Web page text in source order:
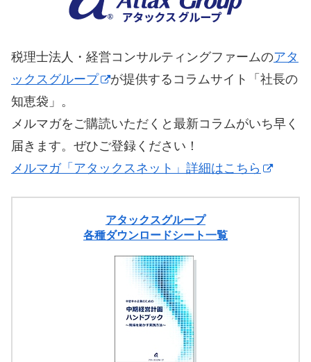
税理士法人・経営コンサルティングファームのアタ
ックスグループ
が提供するコラムサイト「社長の
知恵袋」。
メルマガをご購読いただくと最新コラムがいち早く
届きます。ぜひご登録ください！
メルマガ「アタックスネット」詳細はこちら
アタックスグループ
各種ダウンロードシート一覧